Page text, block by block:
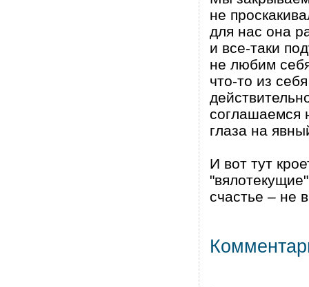
не
для нас она
и все-таки
не любим
что-то из
соглашаемся
глаза на
И вот тут
счастье – не